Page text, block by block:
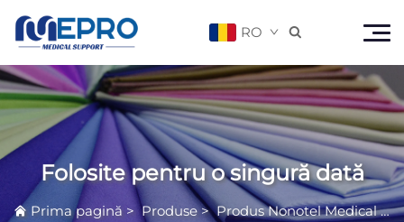
RO 
Folosite pentru o singură dată
Prima pagină >Produse>Produs Nonotel Medical>